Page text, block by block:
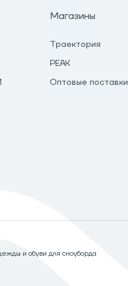
Магазины
Траектория
PEAK
Оптовые поставки
и обуви для сноуборда